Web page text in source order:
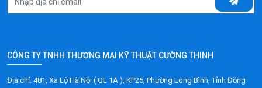
CÔNG TY TNHH THƯƠNG MẠI KỸ THUẬT CƯỜNG THỊNH
Địa chỉ: 481, Xa Lộ Hà Nội ( QL 1A ), KP25, Phường Long Bình, Tỉnh Đồng